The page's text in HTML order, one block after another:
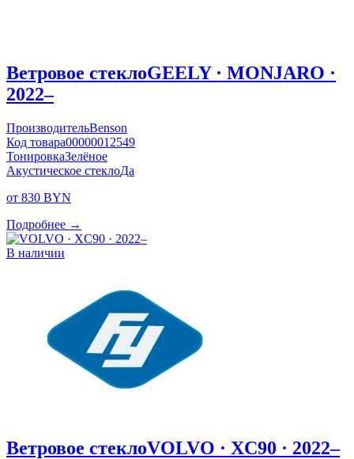
Ветровое стеклоGEELY · MONJARO ·
2022–
ПроизводительBenson
Код товара00000012549
ТонировкаЗелёное
Акустическое стеклоДа
от 830 BYN
Подробнее →
В наличии
Ветровое стеклоVOLVO · XC90 · 2022–